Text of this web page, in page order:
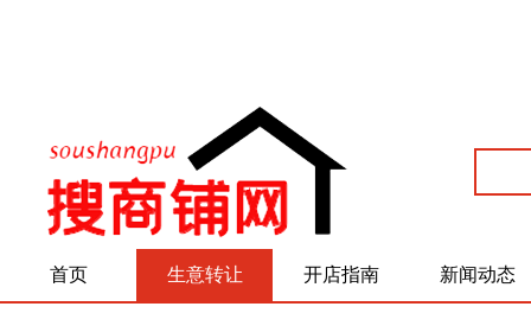
首页 生意转让 开店指南 新闻动态